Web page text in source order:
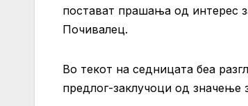
постават прашања од интерес
Почивалец.
Во текот на седницата беа
предлог-заклучоци од значење